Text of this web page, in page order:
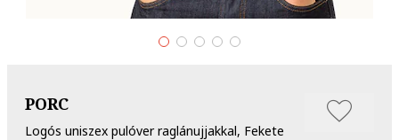
PORC
Logós uniszex pulóver raglánujjakkal, Fekete